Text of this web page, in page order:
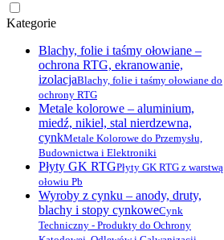
Kategorie
Blachy, folie i taśmy ołowiane –
ochrona RTG, ekranowanie,
izolacjaBlachy, folie i taśmy ołowiane do
ochrony RTG
Metale kolorowe – aluminium,
miedź, nikiel, stal nierdzewna,
cynkMetale Kolorowe do Przemysłu,
Budownictwa i Elektroniki
Płyty GK RTGPłyty GK RTG z warstwą
ołowiu Pb
Wyroby z cynku – anody, druty,
blachy i stopy cynkoweCynk
Techniczny - Produkty do Ochrony